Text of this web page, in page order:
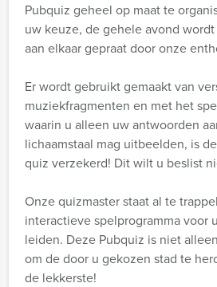
Pubquiz geheel op maat te
uw keuze, de gehele avond
aan elkaar gepraat door onze
Er wordt gebruikt gemaakt van
muziekfragmenten en met het
waarin u alleen uw antwoorden
lichaamstaal mag uitbeelden, is
quiz verzekerd! Dit wilt u beslist
Onze quizmaster staat al te
interactieve spelprogramma voor
leiden. Deze Pubquiz is niet
om de door u gekozen stad te
de lekkerste!